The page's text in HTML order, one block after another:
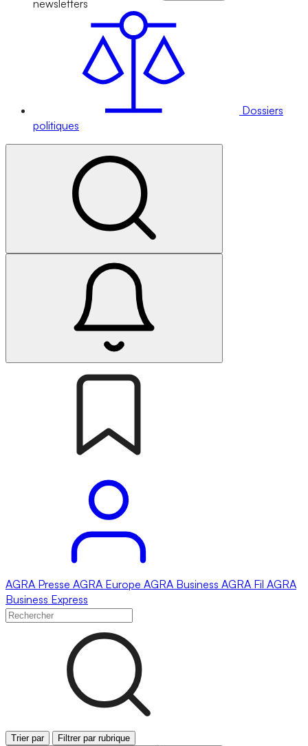
newsletters
Dossiers
politiques
AGRA Presse AGRA Europe AGRA Business AGRA Fil AGRA
Business Express
Trier par Filtrer par rubrique